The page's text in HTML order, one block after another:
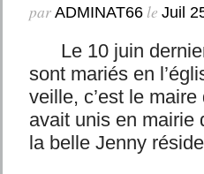
par ADMINAT66le Juil
Le 10 juin
sont mariés en
veille, c’est le
avait unis en mairie
la belle Jenny